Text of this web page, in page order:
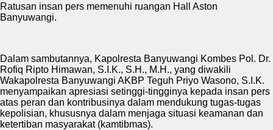
Ratusan insan pers memenuhi ruangan Hall Aston
Banyuwangi.
Dalam sambutannya, Kapolresta Banyuwangi Kombes Pol. Dr.
Rofiq Ripto Himawan, S.I.K., S.H., M.H., yang diwakili
Wakapolresta Banyuwangi AKBP Teguh Priyo Wasono, S.I.K.
menyampaikan apresiasi setinggi-tingginya kepada insan pers
atas peran dan kontribusinya dalam mendukung tugas-tugas
kepolisian, khususnya dalam menjaga situasi keamanan dan
ketertiban masyarakat (kamtibmas).